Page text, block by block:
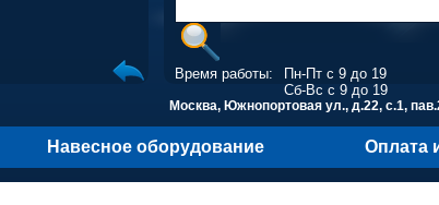
Время работы:
Пн-Пт с 9 до 19
Сб-Вс с 9 до 19
Москва, Южнопортовая ул., д.22, с.1,
Навесное оборудование Оплата